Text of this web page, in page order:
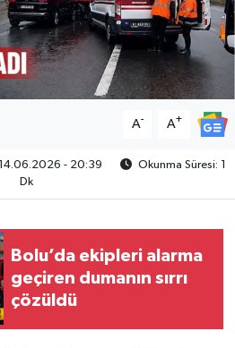
A- A+
14.06.2026 - 20:39
Okunma Süresi: 1
Dk
Bolu’da ekipleri alarma
geçiren dumanın sırrı
çözüldü